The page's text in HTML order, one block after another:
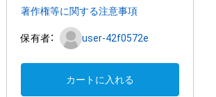
著作権等に関する注意事項
保有者： user-42f0572e
カートに入れる